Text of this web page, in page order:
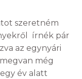
szeretném
írnék pár
az egynyári
még
év alatt